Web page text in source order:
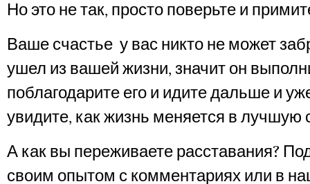
Но это не так, просто поверьте и
Ваше счастье у вас никто не может
ушел из вашей жизни, значит он
поблагодарите его и идите дальше и
увидите, как жизнь меняется в лучшую
А как вы переживаете расставания?
своим опытом с комментариях или в